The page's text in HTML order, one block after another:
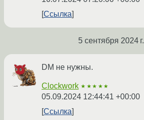
Ссылка
5 сентября 2024 г.
DM не нужны.
Clockwork ★★★★★
05.09.2024 12:44:41 +00:00
Ссылка